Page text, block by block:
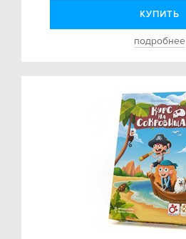
КУПИТЬ
подробнее